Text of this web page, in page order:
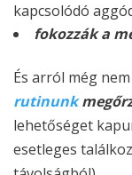
kapcsolódó
fokozzák a
És arról még
rutinunk
lehetőséget
esetleges